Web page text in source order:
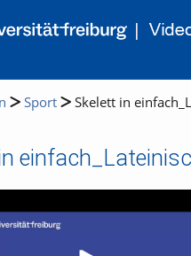
Sport
Skelett in